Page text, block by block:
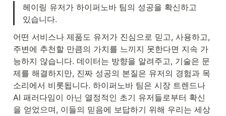
헤이링 유저가 하이퍼노바 팀의 성공을 확신하고
있습니다.
어떤 서비스나 제품도 유저가 진심으로 믿고, 사용하고,
주변에 추천할 만큼의 가치를 느끼지 못한다면 지속 가
능하지 않습니다. 데이터는 방향을 알려주고, 기술은 문
제를 해결하지만, 진짜 성공의 본질은 유저의 경험과 목
소리에서 비롯됩니다. 하이퍼노바 팀은 시장 트렌드나
AI 패러다임이 아닌 열정적인 초기 유저들로부터 확신
을 얻었으며, 이들의 믿음에 보답하기 위해 우리는 세상